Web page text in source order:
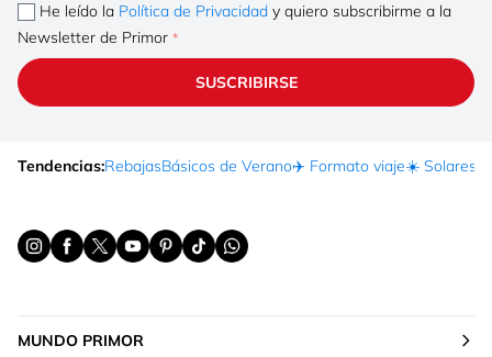
He leído la Política de Privacidad y quiero subscribirme a la
Newsletter de Primor
SUSCRIBIRSE
Tendencias:RebajasBásicos de Verano✈️ Formato viaje☀️ Solares
MUNDO PRIMOR